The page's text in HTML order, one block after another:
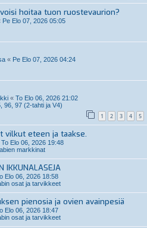
hoitaa tuon ruostevaurion?
Pe Elo 07, 2026 05:05
« Pe Elo 07, 2026 04:24
« To Elo 06, 2026 21:02
96, 97 (2-tahti ja V4)
1 2 3 4 5
vilkut eteen ja taakse.
To Elo 06, 2026 19:48
markkinat
IKKUNALASEJA
Elo 06, 2026 18:58
osat ja tarvikkeet
pienosia ja ovien avainpesiä
Elo 06, 2026 18:47
osat ja tarvikkeet